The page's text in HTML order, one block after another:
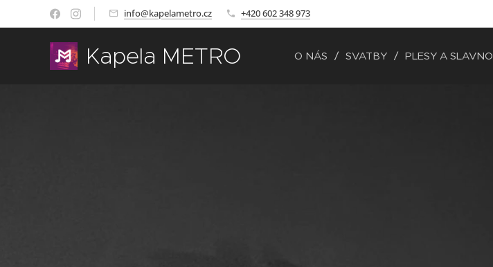
info@kapelametro.cz +420 602 348 973
Kapela METRO O NÁS SVATBY PLESY A